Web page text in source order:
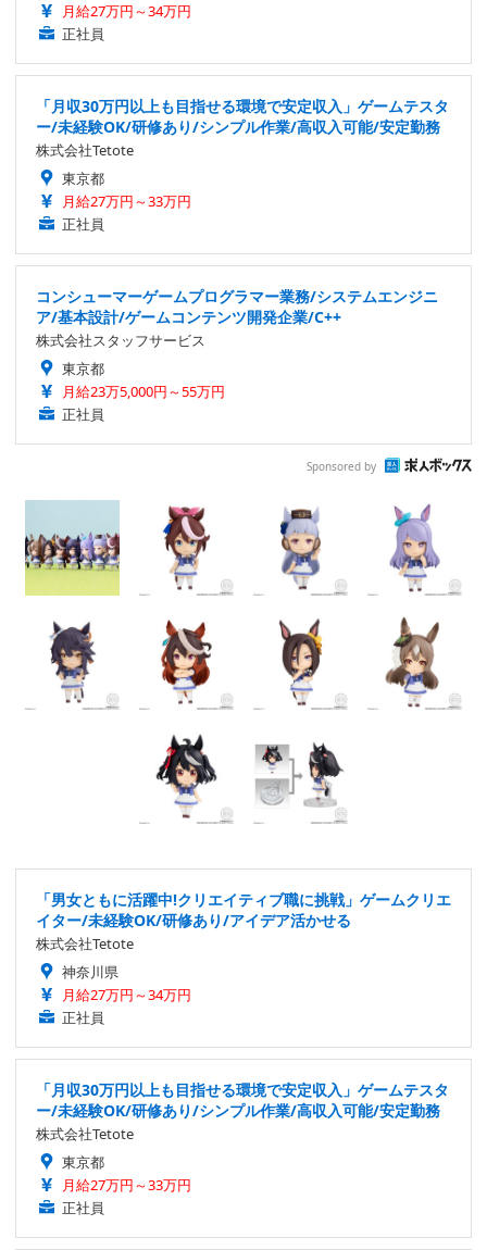
月給27万円～34万円
正社員
「月収30万円以上も目指せる環境で安定収入」ゲームテスタ
ー/未経験OK/研修あり/シンプル作業/高収入可能/安定勤務
株式会社Tetote
東京都
月給27万円～33万円
正社員
コンシューマーゲームプログラマー業務/システムエンジニ
ア/基本設計/ゲームコンテンツ開発企業/C++
株式会社スタッフサービス
東京都
月給23万5,000円～55万円
正社員
Sponsored by
「男女ともに活躍中!クリエイティブ職に挑戦」ゲームクリエ
イター/未経験OK/研修あり/アイデア活かせる
株式会社Tetote
神奈川県
月給27万円～34万円
正社員
「月収30万円以上も目指せる環境で安定収入」ゲームテスタ
ー/未経験OK/研修あり/シンプル作業/高収入可能/安定勤務
株式会社Tetote
東京都
月給27万円～33万円
正社員